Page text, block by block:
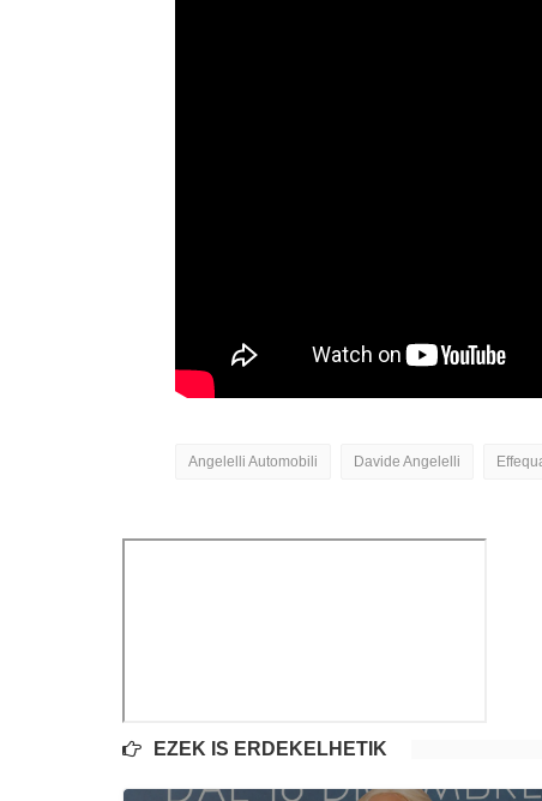
Angelelli Automobili Davide Angelelli
EZEK IS ÉRDEKELHETIK